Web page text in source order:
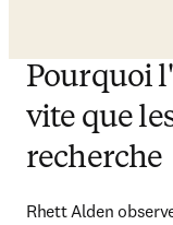
Pourquoi
vite que
recherche
Rhett Alden